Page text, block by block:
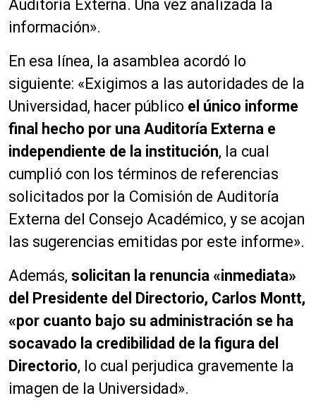
Auditoría Externa. Una vez analizada la
información».
En esa línea, la asamblea acordó lo
siguiente: «Exigimos a las autoridades de la
Universidad, hacer público el único informe
final hecho por una Auditoría Externa e
independiente de la institución, la cual
cumplió con los términos de referencias
solicitados por la Comisión de Auditoría
Externa del Consejo Académico, y se acojan
las sugerencias emitidas por este informe».
Además, solicitan la renuncia «inmediata»
del Presidente del Directorio, Carlos Montt,
«por cuanto bajo su administración se ha
socavado la credibilidad de la figura del
Directorio, lo cual perjudica gravemente la
imagen de la Universidad».